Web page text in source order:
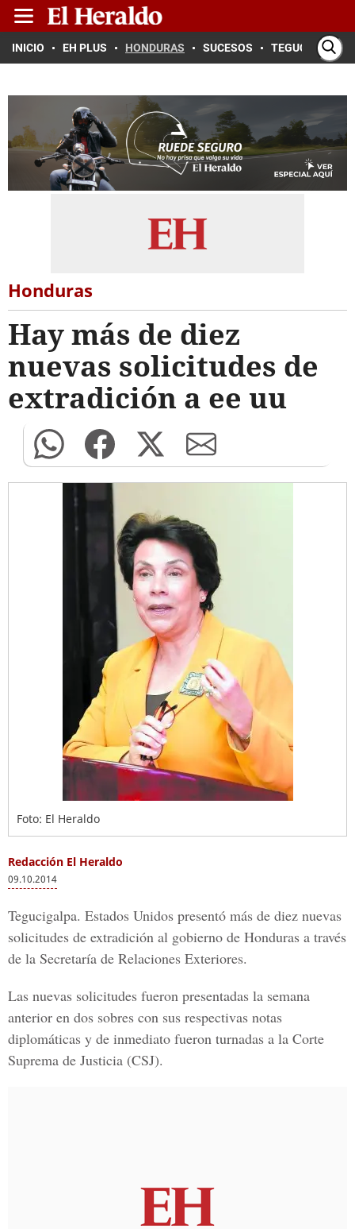
INICIO EH PLUS HONDURAS SUCESOS TEGUCIGALPA
Honduras
Hay más de diez
nuevas solicitudes de
extradición a ee uu
Foto: El Heraldo
Redacción El Heraldo
09.10.2014
Tegucigalpa. Estados Unidos presentó más de diez nuevas
solicitudes de extradición al gobierno de Honduras a través
de la Secretaría de Relaciones Exteriores.
Las nuevas solicitudes fueron presentadas la semana
anterior en dos sobres con sus respectivas notas
diplomáticas y de inmediato fueron turnadas a la Corte
Suprema de Justicia (CSJ).